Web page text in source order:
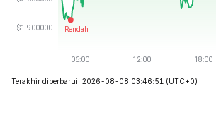
Terakhir diperbarui: 2026-08-08 03:46:51 (UTC+0)